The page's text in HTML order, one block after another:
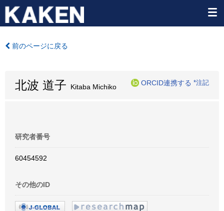
前のページに戻る
北波 道子 Kitaba Michiko
ORCID連携する *注記
研究者番号
60454592
その他のID